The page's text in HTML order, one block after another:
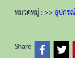
หมวดหมู่ : >> อุปกร
Share